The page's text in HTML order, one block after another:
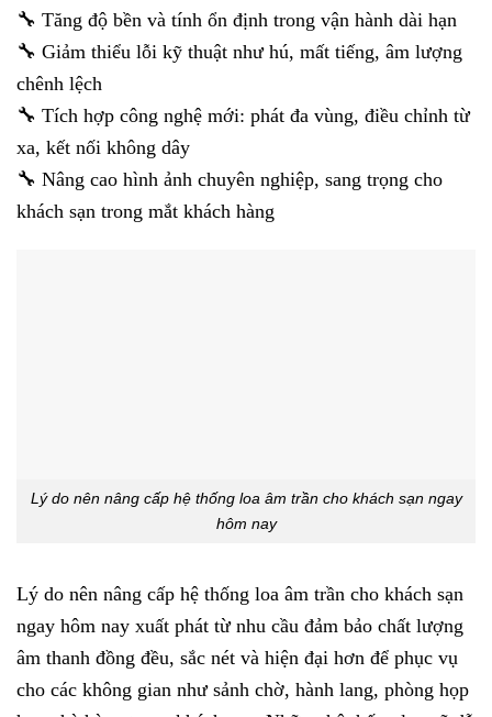
🔧 Tăng độ bền và tính ổn định trong vận hành dài hạn
🔧 Giảm thiểu lỗi kỹ thuật như hú, mất tiếng, âm lượng
chênh lệch
🔧 Tích hợp công nghệ mới: phát đa vùng, điều chỉnh từ
xa, kết nối không dây
🔧 Nâng cao hình ảnh chuyên nghiệp, sang trọng cho
khách sạn trong mắt khách hàng
Lý do nên nâng cấp hệ thống loa âm trần cho khách sạn ngay
hôm nay
Lý do nên nâng cấp hệ thống loa âm trần cho khách sạn
ngay hôm nay xuất phát từ nhu cầu đảm bảo chất lượng
âm thanh đồng đều, sắc nét và hiện đại hơn để phục vụ
cho các không gian như sảnh chờ, hành lang, phòng họp